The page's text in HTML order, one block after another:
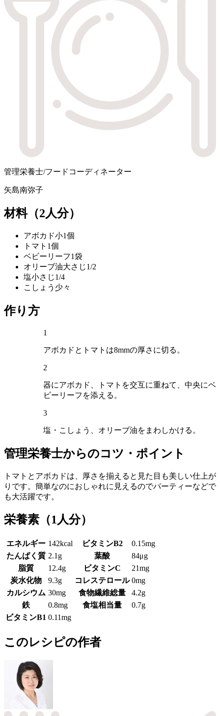
管理栄養士/フードコーディネーター
矢島南弥子
材料（2人分）
アボカド小1個
トマト 1個
ベビーリーフ1袋
オリーブ油大さじ1/2
塩小さじ1/4
こしょう 少々
作り方
1
アボカドとトマトは8mmの厚さに切る。
2
器にアボカド、トマトを交互に重ねて、中央にベ
ビーリーフを添える。
3
塩・こしょう、オリーブ油をまわしかける。
管理栄養士からのコツ・ポイント
トマトとアボカドは、厚さを揃えると見た目も美しい仕上が
りです。簡単なのにおしゃれに見えるのでパーティーなどで
も大活躍です。
栄養素 （1人分）
エネルギー 142kcal ビタミンB2
0.15mg
たんぱく質 2.1g 葉酸
84μg
脂質
12.4g ビタミンC
21mg
炭水化物
9.3g コレステロール 0mg
カルシウム 30mg 食物繊維総量
4.2g
鉄
0.8mg 食塩相当量
0.7g
ビタミンB1 0.11mg
このレシピの作者